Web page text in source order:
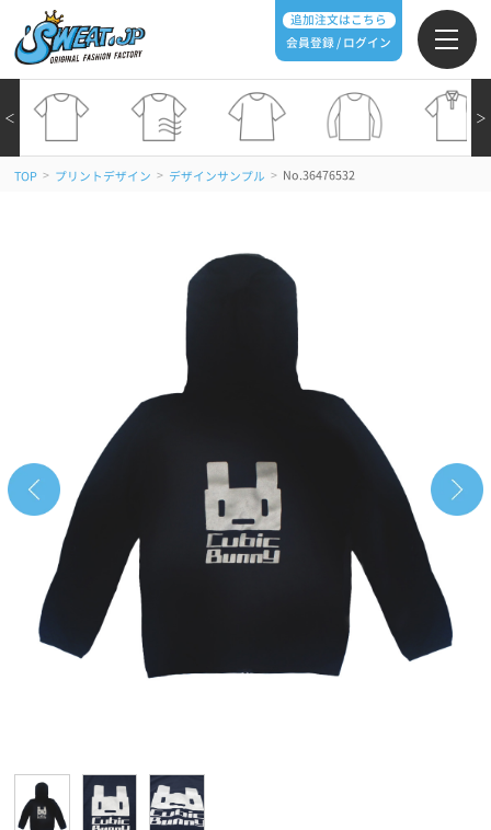
追加注文はこちら
会員登録 / ログイン
＞
＜
TOP > プリントデザイン > デザインサンプル > No.36476532